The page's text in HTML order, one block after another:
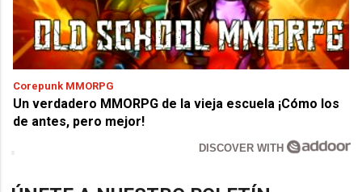
Corepunk MMORPG
Un verdadero MMORPG de la vieja escuela ¡Cómo los
de antes, pero mejor!
DISCOVER WITH